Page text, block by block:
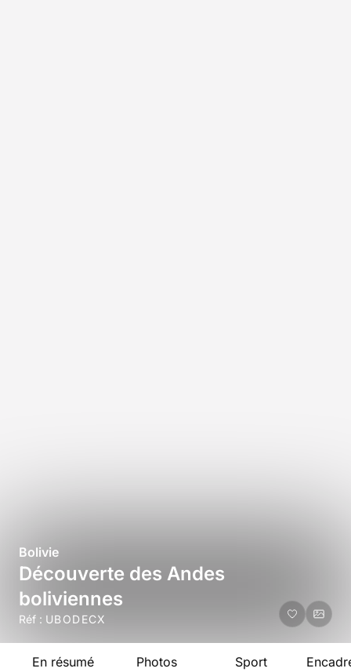
Bolivie
Découverte des Andes
boliviennes
Réf : UBODECX
En résumé Photos Sport